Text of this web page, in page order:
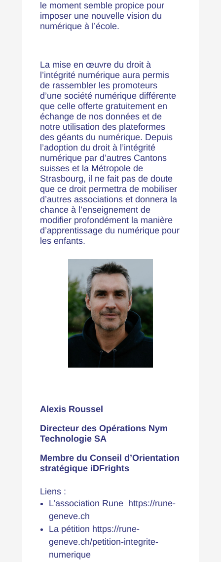
le moment semble propice pour
imposer une nouvelle vision du
numérique à l’école.
La mise en œuvre du droit à
l’intégrité numérique aura permis
de rassembler les promoteurs
d’une société numérique différente
que celle offerte gratuitement en
échange de nos données et de
notre utilisation des plateformes
des géants du numérique. Depuis
l’adoption du droit à l’intégrité
numérique par d’autres Cantons
suisses et la Métropole de
Strasbourg, il ne fait pas de doute
que ce droit permettra de mobiliser
d’autres associations et donnera la
chance à l’enseignement de
modifier profondément la manière
d’apprentissage du numérique pour
les enfants.
Alexis Roussel
Directeur des Opérations Nym
Technologie SA
Membre du Conseil d’Orientation
stratégique iDFrights
Liens :
L’association Rune https://rune-
geneve.ch
La pétition https://rune-
geneve.ch/petition-integrite-
numerique